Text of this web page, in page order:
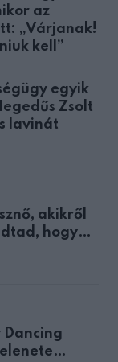
az
„Várjanak!
kell”
egyik
Zsolt
lavinát
akikről
hogy
Dancing